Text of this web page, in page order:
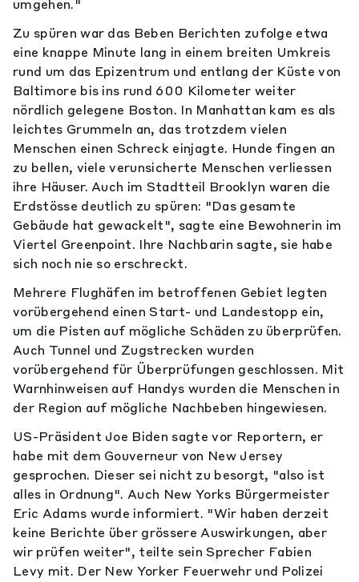
umgehen."
Zu spüren war das Beben Berichten zufolge etwa
eine knappe Minute lang in einem breiten Umkreis
rund um das Epizentrum und entlang der Küste von
Baltimore bis ins rund 600 Kilometer weiter
nördlich gelegene Boston. In Manhattan kam es als
leichtes Grummeln an, das trotzdem vielen
Menschen einen Schreck einjagte. Hunde fingen an
zu bellen, viele verunsicherte Menschen verliessen
ihre Häuser. Auch im Stadtteil Brooklyn waren die
Erdstösse deutlich zu spüren: "Das gesamte
Gebäude hat gewackelt", sagte eine Bewohnerin im
Viertel Greenpoint. Ihre Nachbarin sagte, sie habe
sich noch nie so erschreckt.
Mehrere Flughäfen im betroffenen Gebiet legten
vorübergehend einen Start- und Landestopp ein,
um die Pisten auf mögliche Schäden zu überprüfen.
Auch Tunnel und Zugstrecken wurden
vorübergehend für Überprüfungen geschlossen. Mit
Warnhinweisen auf Handys wurden die Menschen in
der Region auf mögliche Nachbeben hingewiesen.
US-Präsident Joe Biden sagte vor Reportern, er
habe mit dem Gouverneur von New Jersey
gesprochen. Dieser sei nicht zu besorgt, "also ist
alles in Ordnung". Auch New Yorks Bürgermeister
Eric Adams wurde informiert. "Wir haben derzeit
keine Berichte über grössere Auswirkungen, aber
wir prüfen weiter", teilte sein Sprecher Fabien
Levy mit. Der New Yorker Feuerwehr und Polizei